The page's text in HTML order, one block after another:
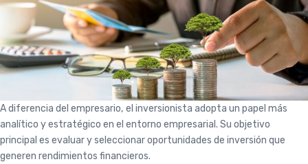
A diferencia del empresario, el inversionista adopta un papel más
analítico y estratégico en el entorno empresarial. Su objetivo
principal es evaluar y seleccionar oportunidades de inversión que
generen rendimientos financieros.